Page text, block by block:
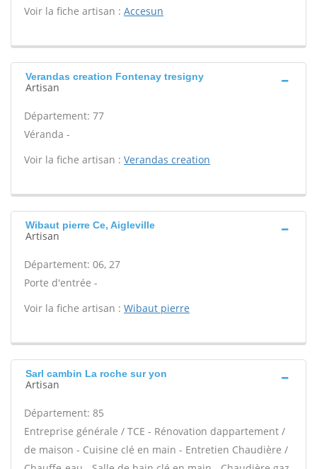
Voir la fiche artisan : Accesun
Verandas creation Fontenay tresigny
Artisan
Département: 77
Véranda -
Voir la fiche artisan : Verandas creation
Wibaut pierre Ce, Aigleville
Artisan
Département: 06, 27
Porte d'entrée -
Voir la fiche artisan : Wibaut pierre
Sarl cambin La roche sur yon
Artisan
Département: 85
Entreprise générale / TCE - Rénovation dappartement /
de maison - Cuisine clé en main - Entretien Chaudière /